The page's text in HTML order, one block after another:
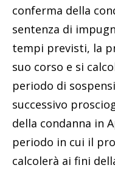
conferma della
sentenza di
tempi previsti, la
suo corso e si
periodo di
successivo
della condanna in
periodo in cui il
calcolerà ai fini